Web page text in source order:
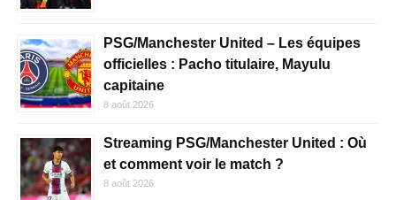
PSG/Manchester United – Les équipes
officielles : Pacho titulaire, Mayulu
capitaine
8 août 2026
Streaming PSG/Manchester United : Où
et comment voir le match ?
8 août 2026